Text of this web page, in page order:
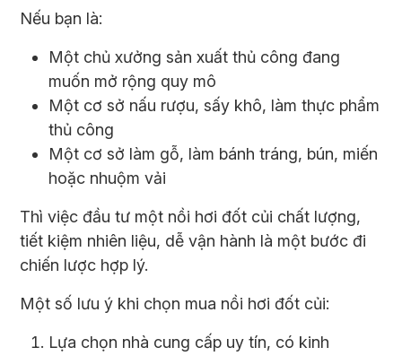
Nếu bạn là:
Một chủ xưởng sản xuất thủ công đang
muốn mở rộng quy mô
Một cơ sở nấu rượu, sấy khô, làm thực phẩm
thủ công
Một cơ sở làm gỗ, làm bánh tráng, bún, miến
hoặc nhuộm vải
Thì việc đầu tư một nồi hơi đốt củi chất lượng,
tiết kiệm nhiên liệu, dễ vận hành là một bước đi
chiến lược hợp lý.
Một số lưu ý khi chọn mua nồi hơi đốt củi:
Lựa chọn nhà cung cấp uy tín, có kinh